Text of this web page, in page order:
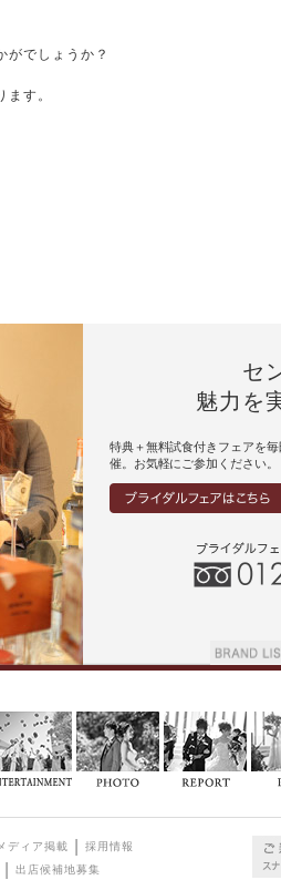
がでしょうか？
す。
セ
魅力を
特典＋無料試食付きフェアを毎
催。お気軽にご参加ください。
メディア掲載
採用情報
出店候補地募集